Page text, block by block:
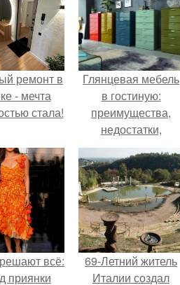
ремонт в
- мечта
стала!
Глянцевая мебель
в гостиную:
преимущества,
недостатки,
правила ухода.
всё:
приянки
69-Летний житель
Италии создал